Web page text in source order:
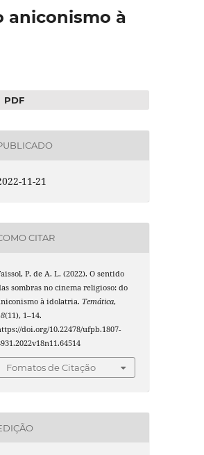
aniconismo à
PDF
11-21
CITAR
P. de A. L. (2022). O sentido
sombras no cinema religioso: do
à idolatria. Temática,
(11), 1–14.
doi.org/10.22478/ufpb.1807-
Fomatos de Citação